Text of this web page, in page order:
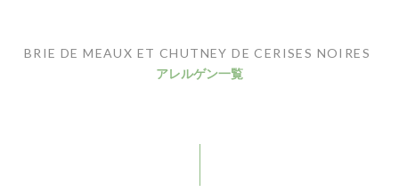
BRIE DE MEAUX ET CHUTNEY DE CERISES NOIRES
アレルゲン一覧